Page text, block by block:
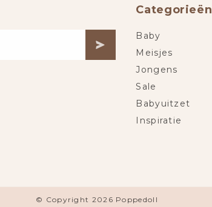
Categorieën
Baby
Meisjes
Jongens
Sale
Babyuitzet
Inspiratie
© Copyright 2026 Poppedoll